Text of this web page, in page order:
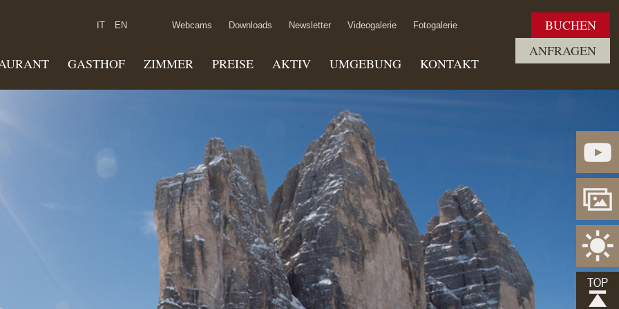
IT EN Webcams Downloads Newsletter Videogalerie Fotogalerie
BUCHEN
ANFRAGEN
GASTHOF ZIMMER PREISE AKTIV UMGEBUNG KONTAKT